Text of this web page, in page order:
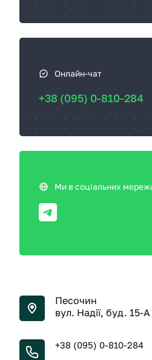
Онлайн-чат
+38 (095) 0-810-284
Ми в соціальних
Песочин
вул. Надії, буд. 15-А
+38 (095) 0-810-284